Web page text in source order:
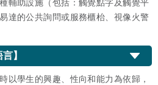
輔助設施（包括：觸覺點字及觸覺平
達的公共詢問或服務櫃枱、視像火警
】
以學生的興趣、性向和能力為依歸，